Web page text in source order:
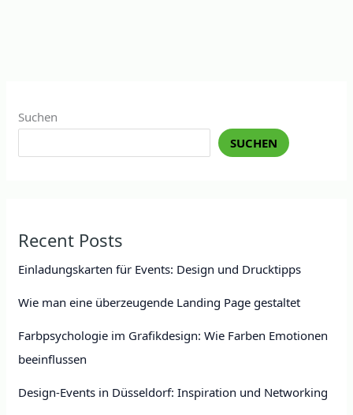
Suchen
SUCHEN
Recent Posts
Einladungskarten für Events: Design und Drucktipps
Wie man eine überzeugende Landing Page gestaltet
Farbpsychologie im Grafikdesign: Wie Farben Emotionen
beeinflussen
Design-Events in Düsseldorf: Inspiration und Networking